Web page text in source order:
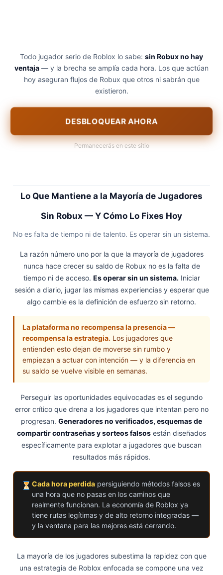
Todo jugador serio de Roblox lo sabe: sin Robux no hay
ventaja — y la brecha se amplía cada hora. Los que actúan
hoy aseguran flujos de Robux que otros ni sabrán que
existieron.
DESBLOQUEAR AHORA
Permanecerás en este sitio
Lo Que Mantiene a la Mayoría de Jugadores
Sin Robux — Y Cómo Lo Fixes Hoy
No es falta de tiempo ni de talento. Es operar sin un sistema.
La razón número uno por la que la mayoría de jugadores
nunca hace crecer su saldo de Robux no es la falta de
tiempo ni de acceso. Es operar sin un sistema. Iniciar
sesión a diario, jugar las mismas experiencias y esperar que
algo cambie es la definición de esfuerzo sin retorno.
La plataforma no recompensa la presencia —
recompensa la estrategia. Los jugadores que
entienden esto dejan de moverse sin rumbo y
empiezan a actuar con intención — y la diferencia en
su saldo se vuelve visible en semanas.
Perseguir las oportunidades equivocadas es el segundo
error crítico que drena a los jugadores que intentan pero no
progresan. Generadores no verificados, esquemas de
compartir contraseñas y sorteos falsos están diseñados
específicamente para explotar a jugadores que buscan
resultados más rápidos.
Cada hora perdidapersiguiendo métodos falsos es
una hora que no pasas en los caminos que
realmente funcionan. La economía de Roblox ya
tiene rutas legítimas y de alto retorno integradas —
y la ventana para las mejores está cerrando.
La mayoría de los jugadores subestima la rapidez con que
una estrategia de Roblox enfocada se compone una vez